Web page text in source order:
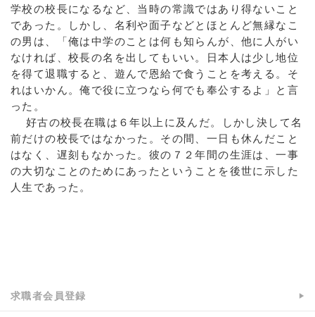
学校の校長になるなど、当時の常識ではあり得ないこと
であった。しかし、名利や面子などとほとんど無縁なこ
の男は、「俺は中学のことは何も知らんが、他に人がい
なければ、校長の名を出してもいい。日本人は少し地位
を得て退職すると、遊んで恩給で食うことを考える。そ
れはいかん。俺で役に立つなら何でも奉公するよ」と言
った。
好古の校長在職は６年以上に及んだ。しかし決して名
前だけの校長ではなかった。その間、一日も休んだこと
はなく、遅刻もなかった。彼の７２年間の生涯は、一事
の大切なことのためにあったということを後世に示した
人生であった。
求職者会員登録